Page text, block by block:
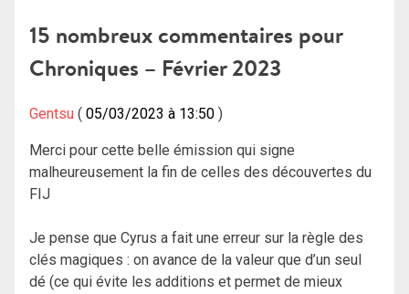
l’article
15 nombreux commentaires pour
Chroniques – Février 2023
Gentsu 05/03/2023 à 13:50
Merci pour cette belle émission qui signe
malheureusement la fin de celles des découvertes du
FIJ
Je pense que Cyrus a fait une erreur sur la règle des
clés magiques : on avance de la valeur que d’un seul
dé (ce qui évite les additions et permet de mieux